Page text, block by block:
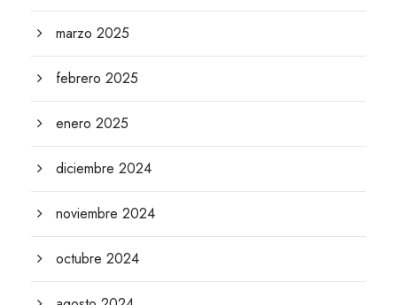
marzo 2025
febrero 2025
enero 2025
diciembre 2024
noviembre 2024
octubre 2024